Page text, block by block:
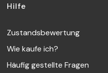
Hilfe
Zustandsbewertung
Wie kaufe ich?
Häufig gestellte Fragen